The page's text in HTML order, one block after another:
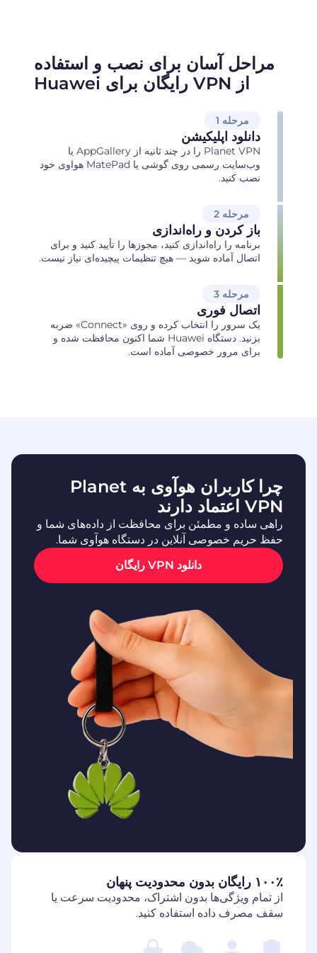
مراحل آسان برای نصب و استفاده
از VPN رایگان برای Huawei
مرحله 1
دانلود اپلیکیشن
Planet VPN را در چند ثانیه از AppGallery یا
وب‌سایت رسمی روی گوشی یا MatePad هواوی خود
نصب کنید.
مرحله 2
باز کردن و راه‌اندازی
برنامه را راه‌اندازی کنید، مجوزها را تأیید کنید و برای
اتصال آماده شوید — هیچ تنظیمات پیچیده‌ای نیاز نیست.
مرحله 3
اتصال فوری
یک سرور را انتخاب کرده و روی «Connect» ضربه
بزنید. دستگاه Huawei شما اکنون محافظت شده و
برای مرور خصوصی آماده است.
چرا کاربران هوآوی به Planet
VPN اعتماد دارند
راهی ساده و مطمئن برای محافظت از داده‌های شما و
حفظ حریم خصوصی آنلاین در دستگاه هوآوی شما.
دانلود VPN رایگان
۱۰۰٪ رایگان بدون محدودیت پنهان
از تمام ویژگی‌ها بدون اشتراک، محدودیت سرعت یا
سقف مصرف داده استفاده کنید.